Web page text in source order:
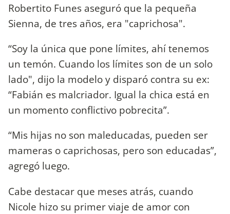
Robertito Funes aseguró que la pequeña
Sienna, de tres años, era "caprichosa".
“Soy la única que pone límites, ahí tenemos
un temón. Cuando los límites son de un solo
lado", dijo la modelo y disparó contra su ex:
“Fabián es malcriador. Igual la chica está en
un momento conflictivo pobrecita”.
“Mis hijas no son maleducadas, pueden ser
mameras o caprichosas, pero son educadas”,
agregó luego.
Cabe destacar que meses atrás, cuando
Nicole hizo su primer viaje de amor con